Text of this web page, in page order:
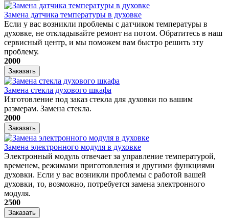
Замена датчика температуры в духовке
Если у вас возникли проблемы с датчиком температуры в
духовке, не откладывайте ремонт на потом. Обратитесь в наш
сервисный центр, и мы поможем вам быстро решить эту
проблему.
2000
Заказать
Замена стекла духового шкафа
Изготовление под заказ стекла для духовки по вашим
размерам. Замена стекла.
2000
Заказать
Замена электронного модуля в духовке
​Электронный модуль отвечает за управление температурой,
временем, режимами приготовления и другими функциями
духовки. Если у вас возникли проблемы с работой вашей
духовки, то, возможно, потребуется замена электронного
модуля.
2500
Заказать